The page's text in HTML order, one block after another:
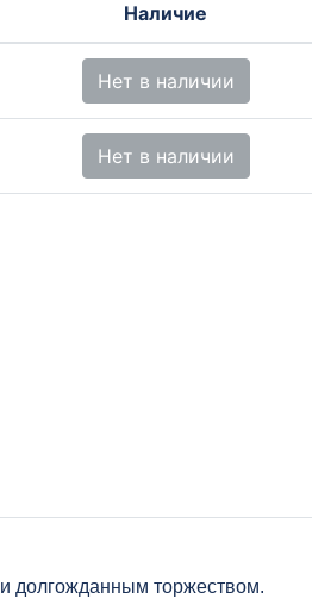
Наличие
Нет в наличии
Нет в наличии
долгожданным торжеством.